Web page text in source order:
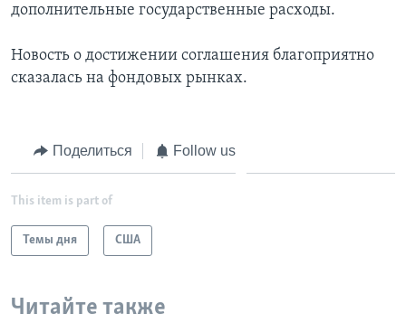
дополнительные государственные расходы.
Новость о достижении соглашения благоприятно
сказалась на фондовых рынках.
Поделиться Follow us
This item is part of
Темы дня США
Читайте также